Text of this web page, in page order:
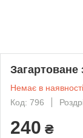
Загартоване
Немає в наявності
Код: 796
240 ₴